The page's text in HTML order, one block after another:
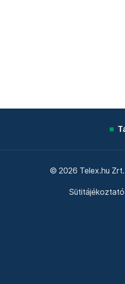
© 2026 Telex.hu Zrt.
Sütitájékoztató